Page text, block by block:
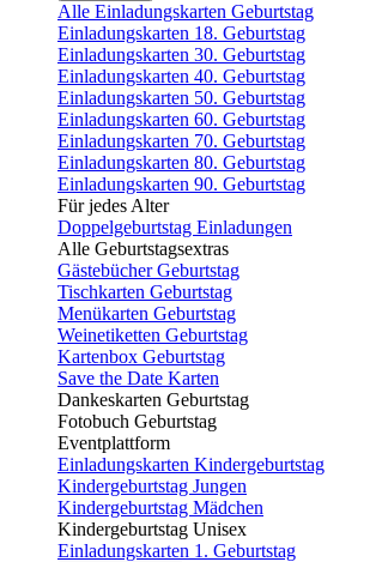
Alle Einladungskarten Geburtstag
Einladungskarten 18. Geburtstag
Einladungskarten 30. Geburtstag
Einladungskarten 40. Geburtstag
Einladungskarten 50. Geburtstag
Einladungskarten 60. Geburtstag
Einladungskarten 70. Geburtstag
Einladungskarten 80. Geburtstag
Einladungskarten 90. Geburtstag
Für jedes Alter
Doppelgeburtstag Einladungen
Alle Geburtstagsextras
Gästebücher Geburtstag
Tischkarten Geburtstag
Menükarten Geburtstag
Weinetiketten Geburtstag
Kartenbox Geburtstag
Save the Date Karten
Dankeskarten Geburtstag
Fotobuch Geburtstag
Eventplattform
Einladungskarten Kindergeburtstag
Kindergeburtstag Jungen
Kindergeburtstag Mädchen
Kindergeburtstag Unisex
Einladungskarten 1. Geburtstag